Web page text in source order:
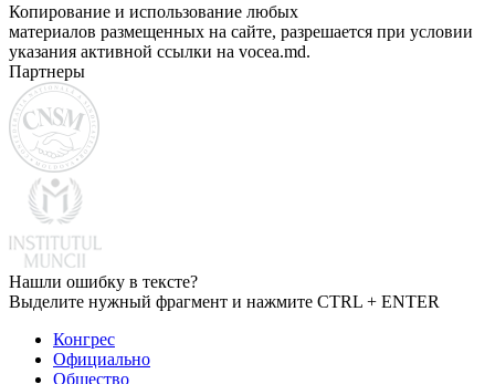
Копирование и использование любых
материалов размещенных на сайте, разрешается при условии
указания активной ссылки на vocea.md.
Партнеры
Нашли ошибку в тексте?
Выделите нужный фрагмент и нажмите CTRL + ENTER
Конгрес
Официально
Общество